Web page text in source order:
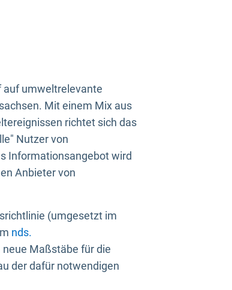
auf umweltrelevante
Mit einem Mix aus
richtet sich das
Nutzer von
Informationsangebot wird
Anbieter von
(umgesetzt im
nds.
Maßstäbe für die
der dafür notwendigen